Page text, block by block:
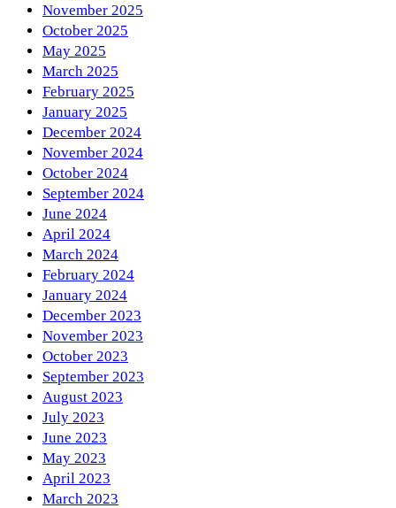
November 2025
October 2025
May 2025
March 2025
February 2025
January 2025
December 2024
November 2024
October 2024
September 2024
June 2024
April 2024
March 2024
February 2024
January 2024
December 2023
November 2023
October 2023
September 2023
August 2023
July 2023
June 2023
May 2023
April 2023
March 2023